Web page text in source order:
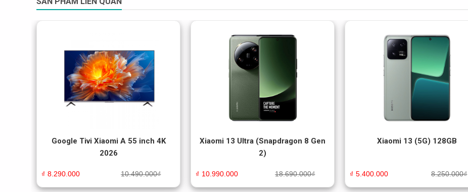
Google Tivi Xiaomi A 55 inch 4K
2026
10.490.000₫
8.290.000
₫
Xiaomi 13 Ultra (Snapdragon 8 Gen
2)
18.690.000₫
10.990.000
₫
Xiaomi 13 (5G) 128GB
8.250.000₫
5.400.000
₫